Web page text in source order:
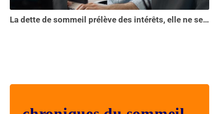
La dette de sommeil prélève des intérêts, elle ne se solde pas en une seule nuit...